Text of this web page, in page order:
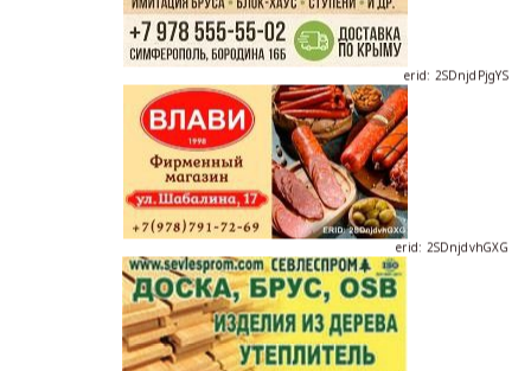
erid: 2SDnjdPjgYS
erid: 2SDnjdvhGXG